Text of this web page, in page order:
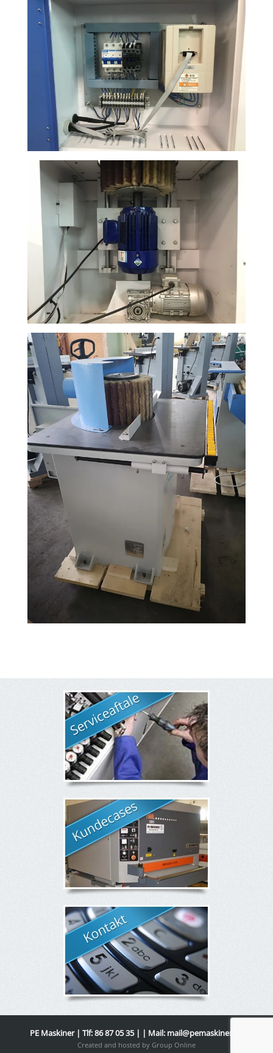
PE Maskiner | Tlf: 86 87 05 35 | | Mail: mail@pemaskiner.dk
Created and hosted by Group Online